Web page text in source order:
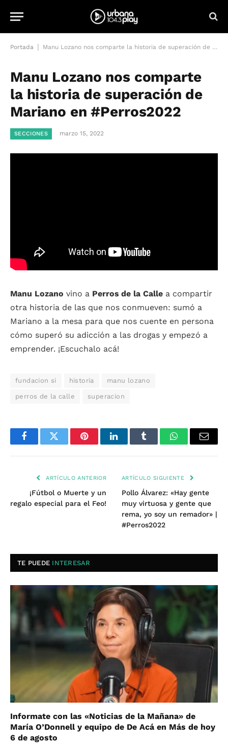
Portada Manu Lozano nos comparte la historia de superación de Mariano en #Perros2022
Manu Lozano nos comparte
la historia de superación de
Mariano en #Perros2022
SECCIONES marzo 15, 2022
Manu Lozano vino a Perros de la Calle a compartir
otra historia de las que nos conmueven: sumó a
Mariano a la mesa para que nos cuente en persona
cómo superó su adicción a las drogas y empezó a
emprender. ¡Escuchalo acá!
fundacion si historia manu lozano
perros de la calle superacion
FacebookTwitter PinterestLinkedInTumblr WhatsAppEmail
ARTÍCULO ANTERIOR
¡Fútbol o Muerte y un
regalo especial para el Feo!
ARTÍCULO SIGUIENTE
Pollo Álvarez: «Hay gente
muy virtuosa y gente que
rema, yo soy un remador» |
#Perros2022
TE PUEDE INTERESAR
Informate con las «Noticias de la Mañana» de
María O’Donnell y equipo de De Acá en Más de hoy
6 de agosto